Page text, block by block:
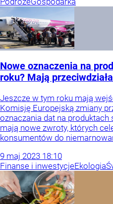
Nowe oznaczenia na
roku? Mają
Jeszcze w tym roku mają
Komisję Europejską zmiany
oznaczania dat na
mają nowe zwroty, których
konsumentów do
9 maj 2023 18:10
Finanse i inwestycjeEkologia